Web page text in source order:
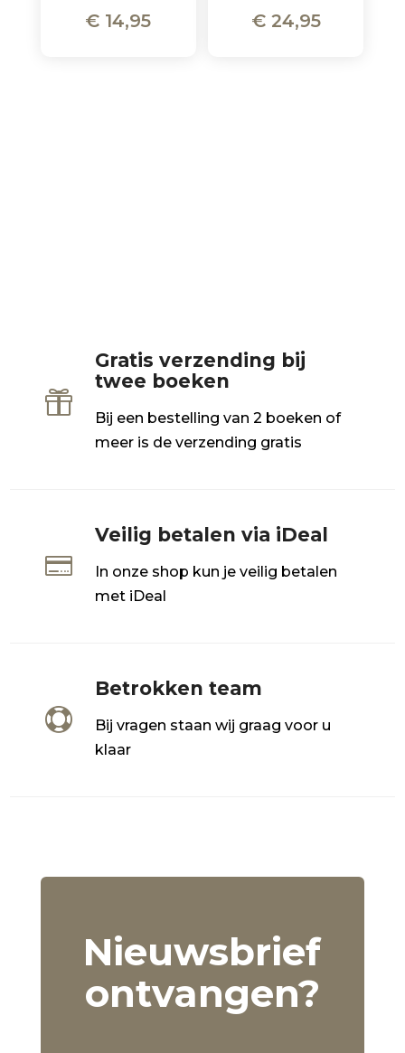
€ 14,95 €24,95

Gratis verzending bij
twee boeken
Bij een bestelling van 2 boeken of
meer is de verzending gratis

Veilig betalen via iDeal
In onze shop kun je veilig betalen
met iDeal

Betrokken team
Bij vragen staan wij graag voor u
klaar
Nieuwsbrief
ontvangen?